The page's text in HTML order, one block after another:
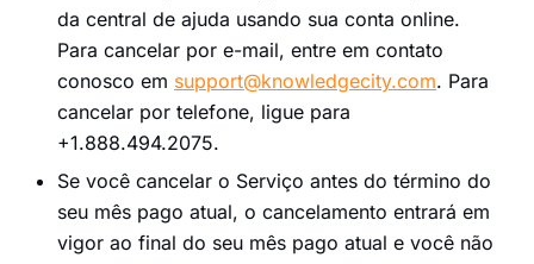
da central de ajuda usando sua conta online.
Para cancelar por e-mail, entre em contato
conosco em support@knowledgecity.com. Para
cancelar por telefone, ligue para
+1.888.494.2075.
Se você cancelar o Serviço antes do término do
seu mês pago atual, o cancelamento entrará em
vigor ao final do seu mês pago atual e você não